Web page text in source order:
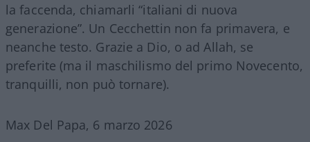
la faccenda, chiamarli “italiani di nuova
generazione”. Un Cecchettin non fa primavera, e
neanche testo. Grazie a Dio, o ad Allah, se
preferite (ma il maschilismo del primo Novecento,
tranquilli, non può tornare).
Max Del Papa, 6 marzo 2026